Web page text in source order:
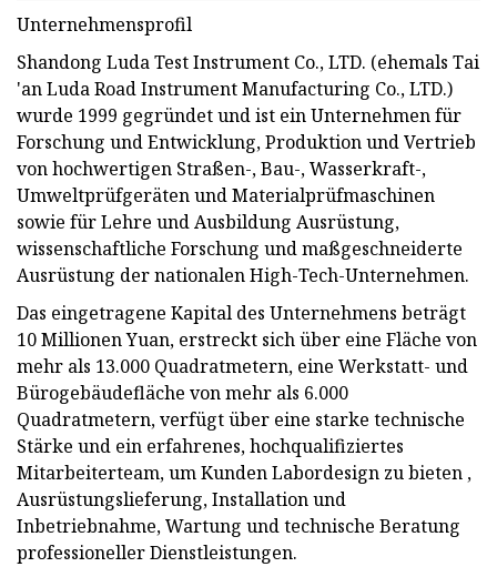
Unternehmensprofil
Shandong Luda Test Instrument Co., LTD. (ehemals Tai
'an Luda Road Instrument Manufacturing Co., LTD.)
wurde 1999 gegründet und ist ein Unternehmen für
Forschung und Entwicklung, Produktion und Vertrieb
von hochwertigen Straßen-, Bau-, Wasserkraft-,
Umweltprüfgeräten und Materialprüfmaschinen
sowie für Lehre und Ausbildung Ausrüstung,
wissenschaftliche Forschung und maßgeschneiderte
Ausrüstung der nationalen High-Tech-Unternehmen.
Das eingetragene Kapital des Unternehmens beträgt
10 Millionen Yuan, erstreckt sich über eine Fläche von
mehr als 13.000 Quadratmetern, eine Werkstatt- und
Bürogebäudefläche von mehr als 6.000
Quadratmetern, verfügt über eine starke technische
Stärke und ein erfahrenes, hochqualifiziertes
Mitarbeiterteam, um Kunden Labordesign zu bieten ,
Ausrüstungslieferung, Installation und
Inbetriebnahme, Wartung und technische Beratung
professioneller Dienstleistungen.